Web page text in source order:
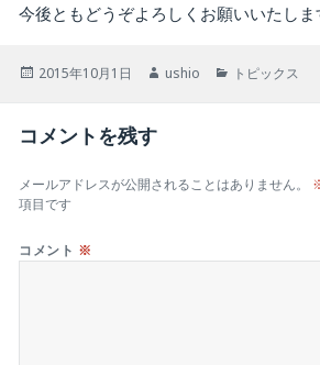
今後ともどうぞよろしくお願いいたしま
投
2015年10月1日
作
ushio
カ
トピックス
コメントを残す
メールアドレスが公開されることはありません。
項目です
コメント ※